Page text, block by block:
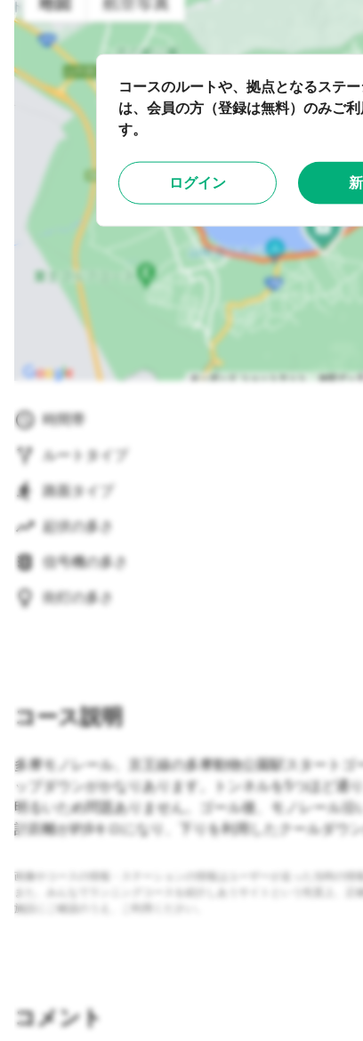
時間帯
ルートタイプ
路面タイプ
起伏の多さ
信号機の多さ
街灯の多さ
コース説明
多摩モノレール、京王線の多摩動物公園駅スタートゴ
ップダウンがかなりあります。トンネルを5つほど通
明るいため問題ありません。ゴール後、モノレール沿
計距離が約9キロになり、下りを利用したクールダウン
画像やコースの情報・ステーションの情報はユーザーが走った当時の情
また、みんなでランニングコースを紹介しあうサイトという性質上、正
施設にご確認のうえ、ご利用ください。
コメント
コースのルートや、拠点となるステ
は、会員の方（登録は無料）のみご利
す。
ログイン